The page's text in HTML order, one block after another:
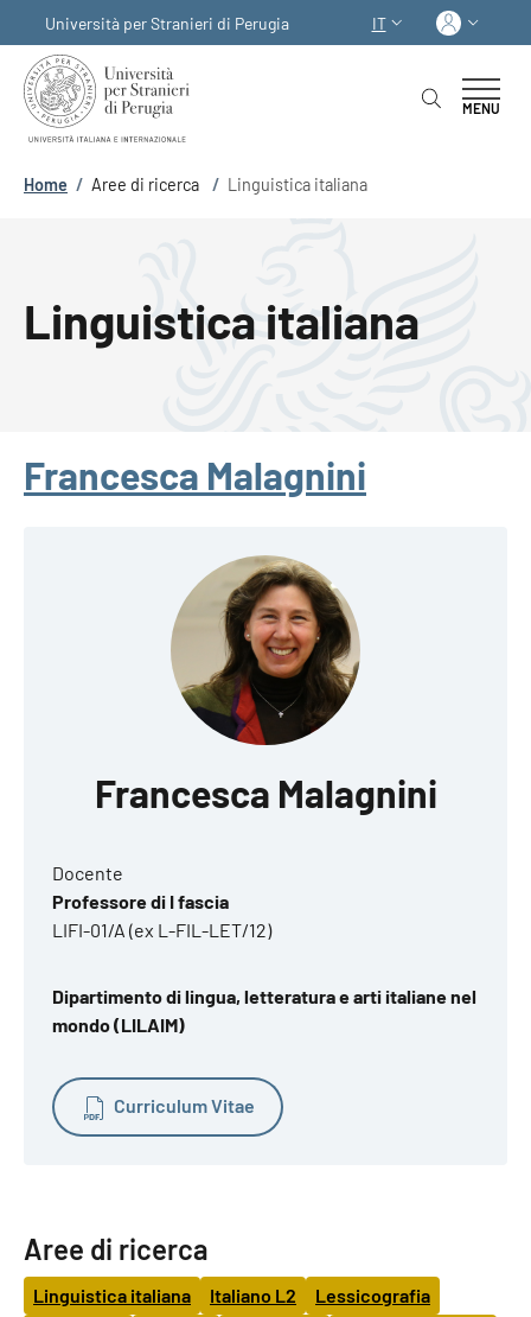
Università per Stranieri di Perugia
SELETTORE LINGUA:
IT
MENU
Briciole di pane
Home / Aree di ricerca / Linguistica italiana
Linguistica italiana
Francesca Malagnini
Francesca Malagnini
Docente
Professore di I fascia
LIFI-01/A (ex L-FIL-LET/12)
Dipartimento di lingua, letteratura e arti italiane nel
mondo (LILAIM)
Curriculum Vitae
Aree di ricerca
Linguistica italiana Italiano L2
Lessicografia